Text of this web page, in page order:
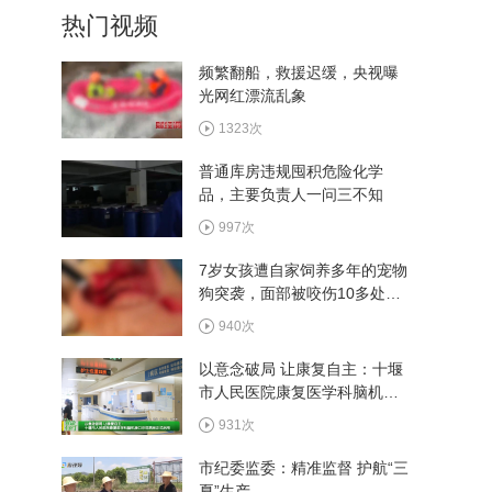
6月16日《劳动者》
6月9日《劳动者》
6月2日《劳动者》
热门视频
频繁翻船，救援迟缓，央视曝
光网红漂流乱象
1323次
普通库房违规囤积危险化学
品，主要负责人一问三不知
997次
7岁女孩遭自家饲养多年的宠物
狗突袭，面部被咬伤10多处，
嘴唇被撕裂
940次
以意念破局 让康复自主：十堰
市人民医院康复医学科脑机接
口示范病房正式启用
931次
市纪委监委：精准监督 护航“三